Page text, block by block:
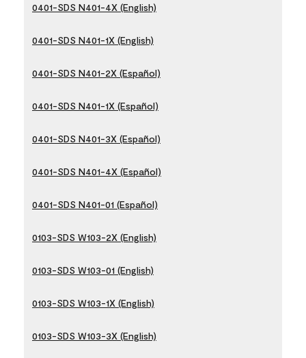
0401-SDS N401-4X (English)
0401-SDS N401-1X (English)
0401-SDS N401-2X (Español)
0401-SDS N401-1X (Español)
0401-SDS N401-3X (Español)
0401-SDS N401-4X (Español)
0401-SDS N401-01 (Español)
0103-SDS W103-2X (English)
0103-SDS W103-01 (English)
0103-SDS W103-1X (English)
0103-SDS W103-3X (English)